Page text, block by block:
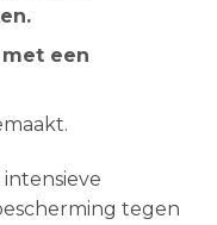
een
tegen